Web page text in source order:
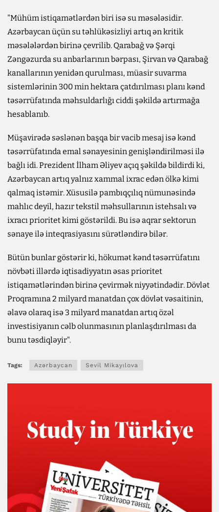
"Mühüm istiqamətlərdən biri isə su məsələsidir.
Azərbaycan üçün su təhlükəsizliyi artıq ən kritik
məsələlərdən birinə çevrilib. Qarabağ və Şərqi
Zəngəzurda su anbarlarının bərpası, Şirvan və Qarabağ
kanallarının yenidən qurulması, müasir suvarma
sistemlərinin 300 min hektara çatdırılması planı kənd
təsərrüfatında məhsuldarlığı ciddi şəkildə artırmağa
hesablanıb.
Müşavirədə səslənən başqa bir vacib mesaj isə kənd
təsərrüfatında emal sənayesinin genişləndirilməsi ilə
bağlı idi. Prezident İlham Əliyev açıq şəkildə bildirdi ki,
Azərbaycan artıq yalnız xammal ixrac edən ölkə kimi
qalmaq istəmir. Xüsusilə pambıqçılıq nümunəsində
mahlıc deyil, hazır tekstil məhsullarının istehsalı və
ixracı prioritet kimi göstərildi. Bu isə aqrar sektorun
sənaye ilə inteqrasiyasını sürətləndirə bilər.
Bütün bunlar göstərir ki, hökumət kənd təsərrüfatını
növbəti illərdə iqtisadiyyatın əsas prioritet
istiqamətlərindən birinə çevirmək niyyətindədir. Dövlət
Proqramına 2 milyard manatdan çox dövlət vəsaitinin,
əlavə olaraq isə 3 milyard manatdan artıq özəl
investisiyanın cəlb olunmasının planlaşdırılması da
bunu təsdiqləyir".
Tags: Azərbaycan Sevil Mikayılova